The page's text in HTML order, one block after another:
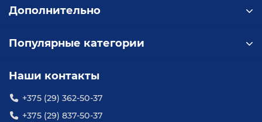
Дополнительно
Популярные категории
Наши контакты
+375 (29) 362-50-37
+375 (29) 837-50-37